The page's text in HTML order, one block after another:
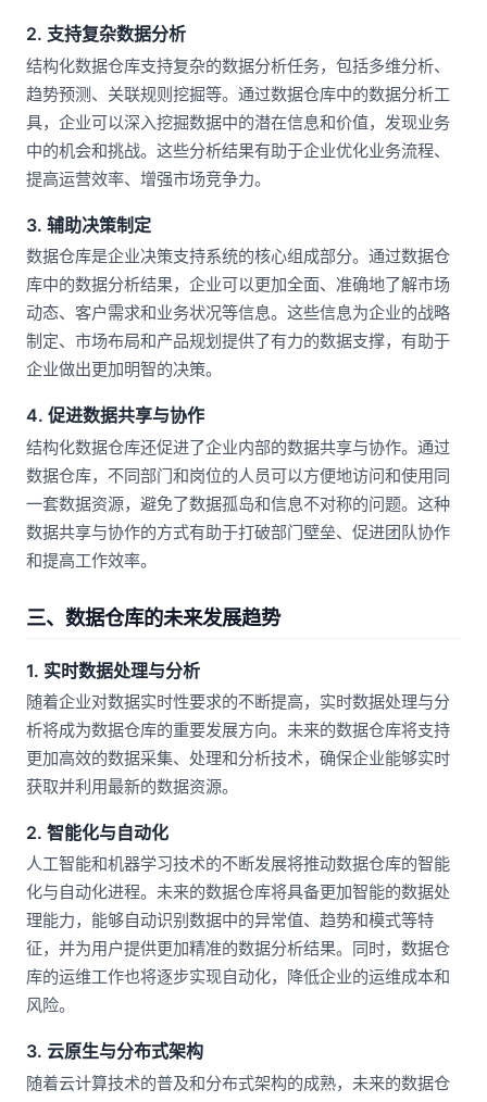
2. 支持复杂数据分析
结构化数据仓库支持复杂的数据分析任务，包括多维分析、
趋势预测、关联规则挖掘等。通过数据仓库中的数据分析工
具，企业可以深入挖掘数据中的潜在信息和价值，发现业务
中的机会和挑战。这些分析结果有助于企业优化业务流程、
提高运营效率、增强市场竞争力。
3. 辅助决策制定
数据仓库是企业决策支持系统的核心组成部分。通过数据仓
库中的数据分析结果，企业可以更加全面、准确地了解市场
动态、客户需求和业务状况等信息。这些信息为企业的战略
制定、市场布局和产品规划提供了有力的数据支撑，有助于
企业做出更加明智的决策。
4. 促进数据共享与协作
结构化数据仓库还促进了企业内部的数据共享与协作。通过
数据仓库，不同部门和岗位的人员可以方便地访问和使用同
一套数据资源，避免了数据孤岛和信息不对称的问题。这种
数据共享与协作的方式有助于打破部门壁垒、促进团队协作
和提高工作效率。
三、数据仓库的未来发展趋势
1. 实时数据处理与分析
随着企业对数据实时性要求的不断提高，实时数据处理与分
析将成为数据仓库的重要发展方向。未来的数据仓库将支持
更加高效的数据采集、处理和分析技术，确保企业能够实时
获取并利用最新的数据资源。
2. 智能化与自动化
人工智能和机器学习技术的不断发展将推动数据仓库的智能
化与自动化进程。未来的数据仓库将具备更加智能的数据处
理能力，能够自动识别数据中的异常值、趋势和模式等特
征，并为用户提供更加精准的数据分析结果。同时，数据仓
库的运维工作也将逐步实现自动化，降低企业的运维成本和
风险。
3. 云原生与分布式架构
随着云计算技术的普及和分布式架构的成熟，未来的数据仓